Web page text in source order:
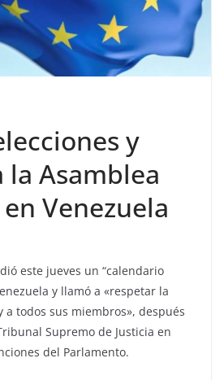
y
la Asamblea
Venezuela
este jueves un “calendario
y llamó a «respetar la
a todos sus miembros», después
Supremo de Justicia en
del Parlamento.